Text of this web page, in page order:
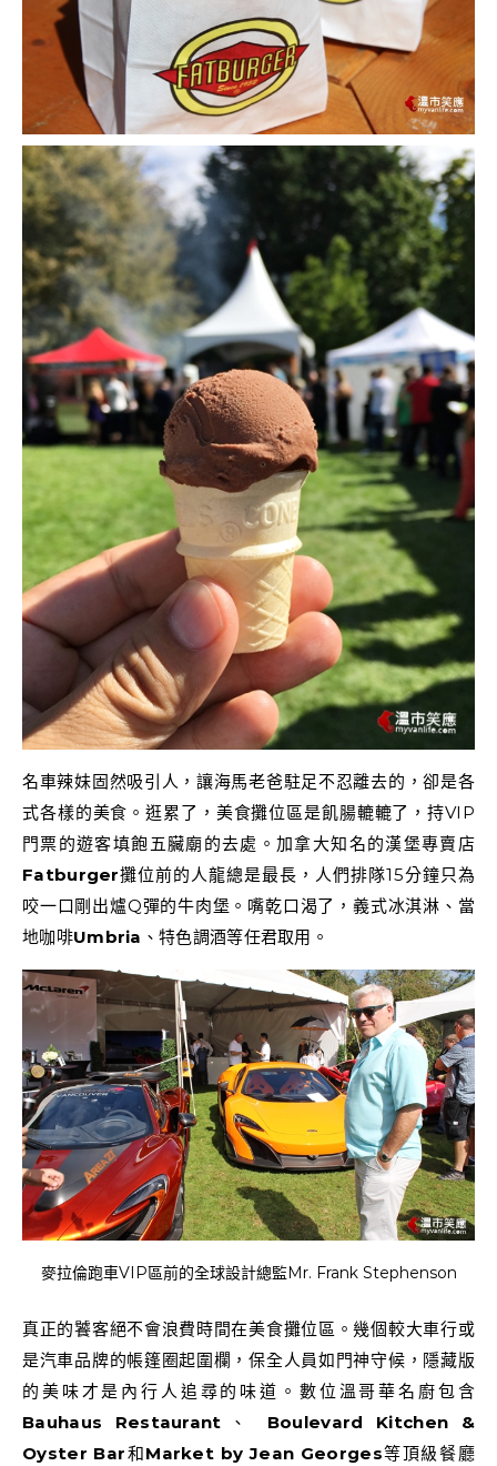
名車辣妹固然吸引人，讓海馬老爸駐足不忍離去的，卻是各
式各樣的美食。逛累了，美食攤位區是飢腸轆轆了，持VIP
門票的遊客填飽五臟廟的去處。加拿大知名的漢堡專賣店
Fatburger攤位前的人龍總是最長，人們排隊15分鐘只為
咬一口剛出爐Q彈的牛肉堡。嘴乾口渴了，義式冰淇淋、當
地咖啡Umbria 、特色調酒等任君取用。
麥拉倫跑車VIP區前的全球設計總監Mr. Frank Stephenson
真正的饕客絕不會浪費時間在美食攤位區。幾個較大車行或
是汽車品牌的帳篷圈起圍欄，保全人員如門神守候，隱藏版
的美味才是內行人追尋的味道。數位溫哥華名廚包含
Bauhaus Restaurant 、 Boulevard Kitchen &
Oyster Bar和Market by Jean Georges等頂級餐廳